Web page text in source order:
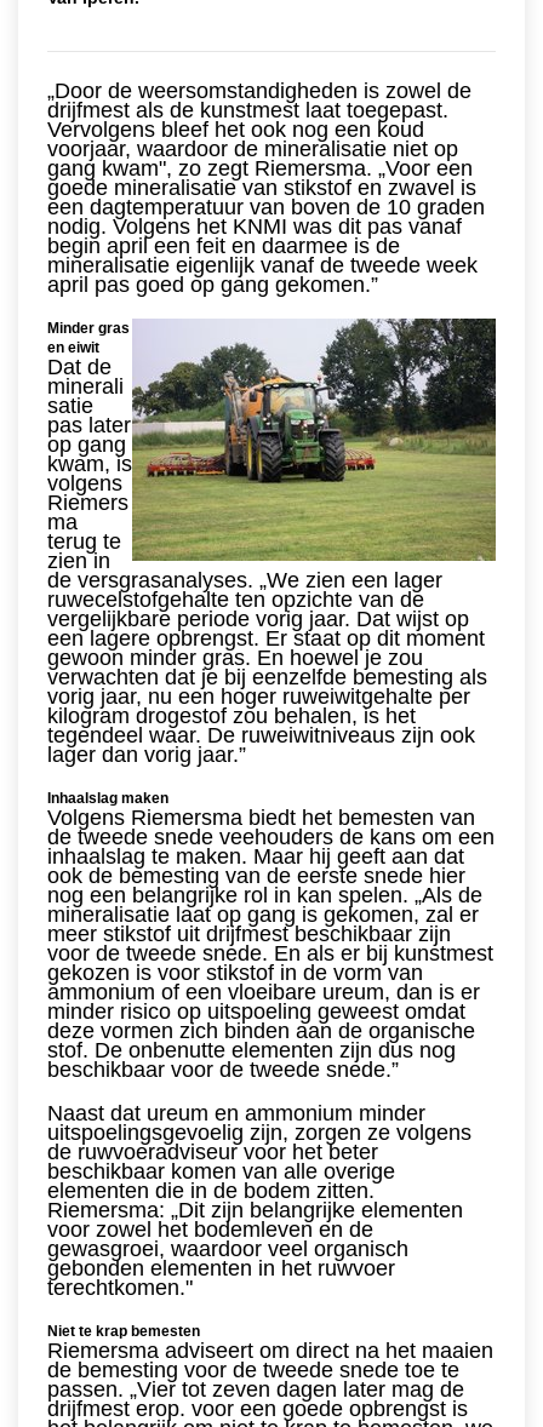
„Door de weersomstandigheden is zowel de
drijfmest als de kunstmest laat toegepast.
Vervolgens bleef het ook nog een koud
voorjaar, waardoor de mineralisatie niet op
gang kwam", zo zegt Riemersma. „Voor een
goede mineralisatie van stikstof en zwavel is
een dagtemperatuur van boven de 10 graden
nodig. Volgens het KNMI was dit pas vanaf
begin april een feit en daarmee is de
mineralisatie eigenlijk vanaf de tweede week
april pas goed op gang gekomen.”
Minder gras
en eiwit
Dat de
minerali
satie
pas later
op gang
kwam, is
volgens
Riemers
ma
terug te
zien in
de versgrasanalyses. „We zien een lager
ruwecelstofgehalte ten opzichte van de
vergelijkbare periode vorig jaar. Dat wijst op
een lagere opbrengst. Er staat op dit moment
gewoon minder gras. En hoewel je zou
verwachten dat je bij eenzelfde bemesting als
vorig jaar, nu een hoger ruweiwitgehalte per
kilogram drogestof zou behalen, is het
tegendeel waar. De ruweiwitniveaus zijn ook
lager dan vorig jaar.”
Inhaalslag maken
Volgens Riemersma biedt het bemesten van
de tweede snede veehouders de kans om een
inhaalslag te maken. Maar hij geeft aan dat
ook de bemesting van de eerste snede hier
nog een belangrijke rol in kan spelen. „Als de
mineralisatie laat op gang is gekomen, zal er
meer stikstof uit drijfmest beschikbaar zijn
voor de tweede snede. En als er bij kunstmest
gekozen is voor stikstof in de vorm van
ammonium of een vloeibare ureum, dan is er
minder risico op uitspoeling geweest omdat
deze vormen zich binden aan de organische
stof. De onbenutte elementen zijn dus nog
beschikbaar voor de tweede snede.”
Naast dat ureum en ammonium minder
uitspoelingsgevoelig zijn, zorgen ze volgens
de ruwvoeradviseur voor het beter
beschikbaar komen van alle overige
elementen die in de bodem zitten.
Riemersma: „Dit zijn belangrijke elementen
voor zowel het bodemleven en de
gewasgroei, waardoor veel organisch
gebonden elementen in het ruwvoer
terechtkomen."
Niet te krap bemesten
Riemersma adviseert om direct na het maaien
de bemesting voor de tweede snede toe te
passen. „Vier tot zeven dagen later mag de
drijfmest erop. voor een goede opbrengst is